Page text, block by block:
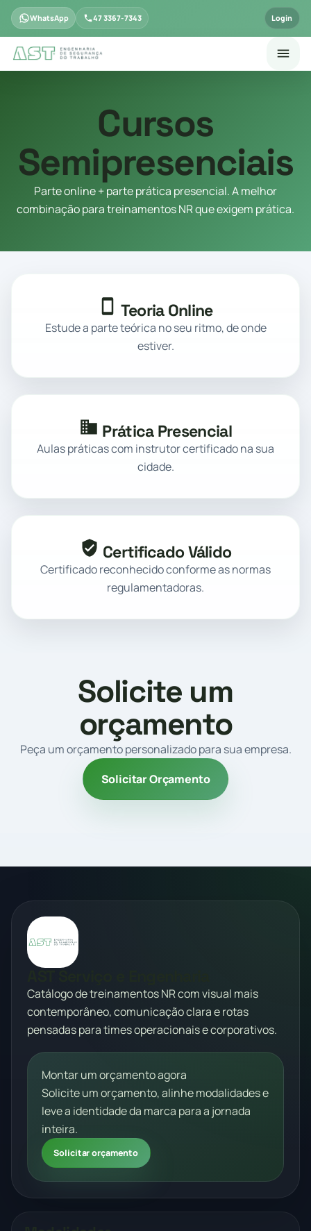
WhatsApp 47 3367-7343 Login
Cursos
Semipresenciais
Parte online + parte prática presencial. A melhor
combinação para treinamentos NR que exigem prática.
Teoria Online
Estude a parte teórica no seu ritmo, de onde
estiver.
Prática Presencial
Aulas práticas com instrutor certificado na sua
cidade.
Certificado Válido
Certificado reconhecido conforme as normas
regulamentadoras.
Solicite um
orçamento
Peça um orçamento personalizado para sua empresa.
Solicitar Orçamento
Catálogo de treinamentos NR com visual mais
contemporâneo, comunicação clara e rotas
pensadas para times operacionais e corporativos.
Montar um orçamento agora
Solicite um orçamento, alinhe modalidades e
leve a identidade da marca para a jornada
inteira.
Solicitar orçamento